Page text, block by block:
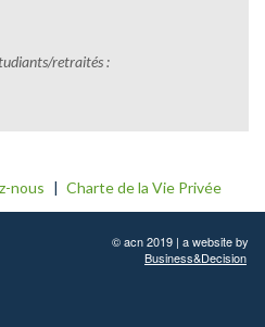
retraités :
nous Charte de la Vie Privée
© acn 2019 | a website by
Business&Decision